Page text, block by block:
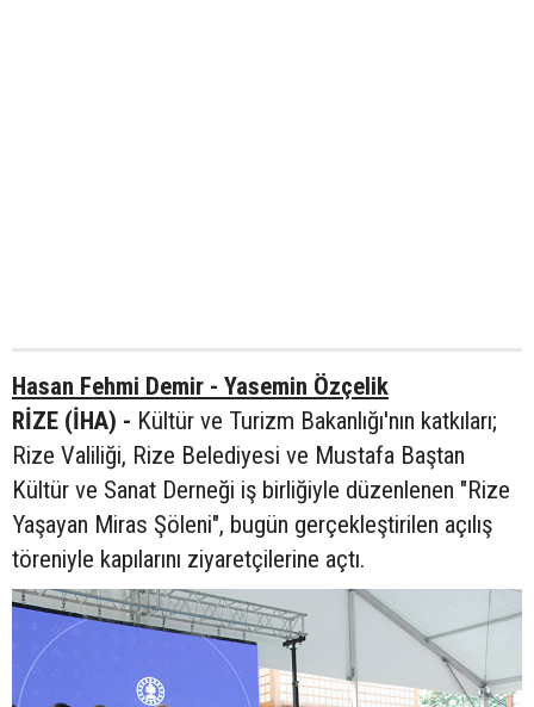
Hasan Fehmi Demir - Yasemin Özçelik
RİZE (İHA) - Kültür ve Turizm Bakanlığı'nın katkıları;
Rize Valiliği, Rize Belediyesi ve Mustafa Baştan
Kültür ve Sanat Derneği iş birliğiyle düzenlenen "Rize
Yaşayan Miras Şöleni", bugün gerçekleştirilen açılış
töreniyle kapılarını ziyaretçilerine açtı.